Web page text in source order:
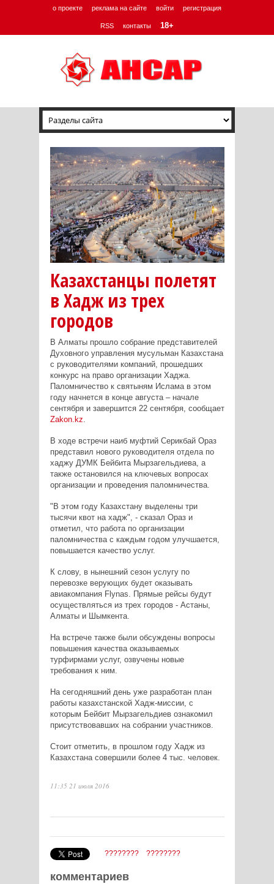
о проекте реклама на сайте войти регистрация
RSS контакты 18+
Казахстанцы полетят
в Хадж из трех
городов
В Алматы прошло собрание представителей
Духовного управления мусульман Казахстана
с руководителями компаний, прошедших
конкурс на право организации Хаджа.
Паломничество к святыням Ислама в этом
году начнется в конце августа – начале
сентября и завершится 22 сентября, сообщает
Zakon.kz.
В ходе встречи наиб муфтий Серикбай Ораз
представил нового руководителя отдела по
хаджу ДУМК Бейбита Мырзагельдиева, а
также остановился на ключевых вопросах
организации и проведения паломничества.
"В этом году Казахстану выделены три
тысячи квот на хадж", - сказал Ораз и
отметил, что работа по организации
паломничества с каждым годом улучшается,
повышается качество услуг.
К слову, в нынешний сезон услугу по
перевозке верующих будет оказывать
авиакомпания Flynas. Прямые рейсы будут
осуществляться из трех городов - Астаны,
Алматы и Шымкента.
На встрече также были обсуждены вопросы
повышения качества оказываемых
турфирмами услуг, озвучены новые
требования к ним.
На сегодняшний день уже разработан план
работы казахстанской Хадж-миссии, с
которым Бейбит Мырзагельдиев ознакомил
присутствовавших на собрании участников.
Стоит отметить, в прошлом году Хадж из
Казахстана совершили более 4 тыс. человек.
11:35 21 июля 2016
???????? ????????
комментариев